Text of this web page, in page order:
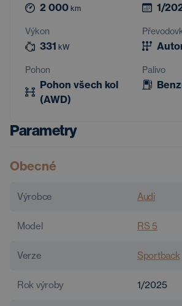
2 000 km 1/
Výkon
331 kW
Pohon
Pohon všech kol
(AWD)
Palivo
Parametry
Obecné
Výrobce Audi
Model RS 5
Verze Sportback
Rok výroby 1/2025